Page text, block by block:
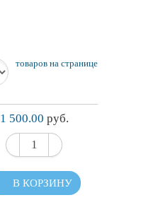
товаров на странице
1 500.00 руб.
В КОРЗИНУ